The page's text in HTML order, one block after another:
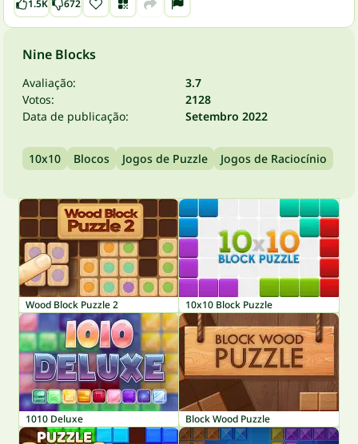
1.5K 672
Nine Blocks
Avaliação:
3.7
Votos:
2128
Data de publicação:
Setembro 2022
10x10 Blocos Jogos de Puzzle Jogos de Raciocínio
Wood Block Puzzle 2 10x10 Block Puzzle
1010 Deluxe Block Wood Puzzle